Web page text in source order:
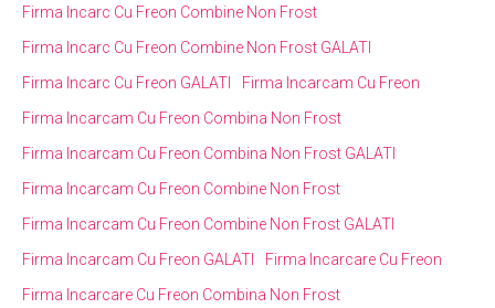
Firma Incarc Cu Freon Combine Non Frost
Firma Incarc Cu Freon Combine Non Frost GALATI
Firma Incarc Cu Freon GALATI
Firma Incarcam Cu Freon
Firma Incarcam Cu Freon Combina Non Frost
Firma Incarcam Cu Freon Combina Non Frost GALATI
Firma Incarcam Cu Freon Combine Non Frost
Firma Incarcam Cu Freon Combine Non Frost GALATI
Firma Incarcam Cu Freon GALATI
Firma Incarcare Cu Freon
Firma Incarcare Cu Freon Combina Non Frost